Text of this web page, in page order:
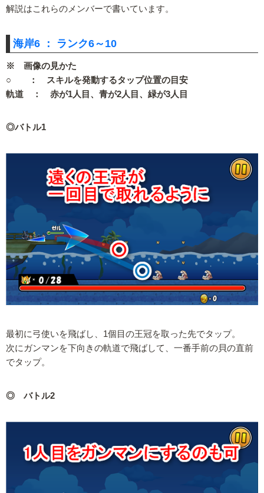
解説はこれらのメンバーで書いています。
海岸6 ： ランク6～10
※ 画像の見かた
○ ： スキルを発動するタップ位置の目安
軌道 ： 赤が1人目、青が2人目、緑が3人目
◎バトル1
最初に弓使いを飛ばし、1個目の王冠を取った先でタップ。
次にガンマンを下向きの軌道で飛ばして、一番手前の貝の直前
でタップ。
◎ バトル2